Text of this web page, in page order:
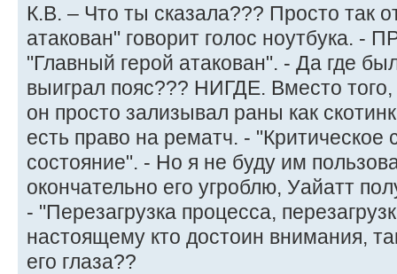
К.В. – Что ты сказала??? Просто так
атакован" говорит голос ноутбука.
"Главный герой атакован". - Да где
выиграл пояс??? НИГДЕ. Вместо
он просто зализывал раны как
есть право на рематч. - "Критическое
состояние". - Но я не буду им
окончательно его угроблю, Уайатт
- "Перезагрузка процесса,
настоящему кто достоин внимания,
его глаза??